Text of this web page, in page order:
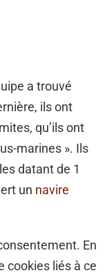
a trouvé
ils ont
qu’ils ont
marines ». Ils
datant de 1
un navire
En
cookies liés à ce